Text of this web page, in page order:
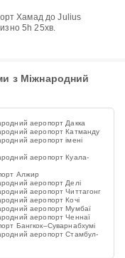
5h 25хв.
з Міжнародний
аеропорт Дакка
аеропорт Катманду
аеропорт імені
аеропорт Куала-
Алжир
аеропорт Делі
аеропорт Читтагонг
аеропорт Кочі
аеропорт Мумбаї
аеропорт Ченнаї
Бангкок–Суварнабхумі
аеропорт Стамбул-